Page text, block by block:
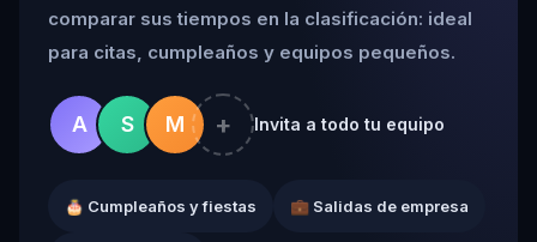
comparar sus tiempos en la clasificación: ideal
para citas, cumpleaños y equipos pequeños.
A S M + Invita a todo tu equipo
🎂 Cumpleaños y fiestas 💼 Salidas de empresa